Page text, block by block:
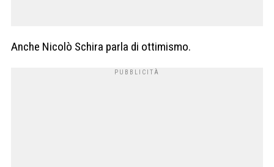
Anche Nicolò Schira parla di ottimismo.